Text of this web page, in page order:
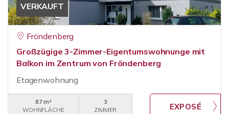
VERKAUFT
Fröndenberg
Großzügige 3-Zimmer-Eigentumswohnunge mit
Balkon im Zentrum von Fröndenberg
Etagenwohnung
87 m²
WOHNFLÄCHE
3
ZIMMER